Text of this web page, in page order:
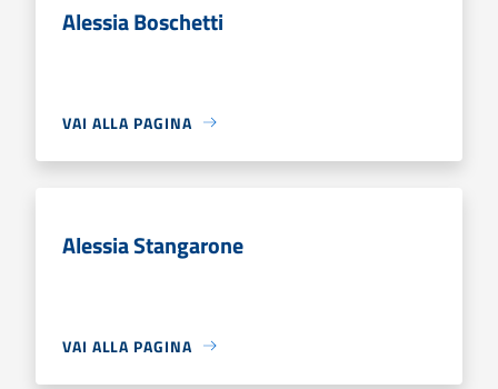
Alessia Boschetti
VAI ALLA PAGINA
Alessia Stangarone
VAI ALLA PAGINA